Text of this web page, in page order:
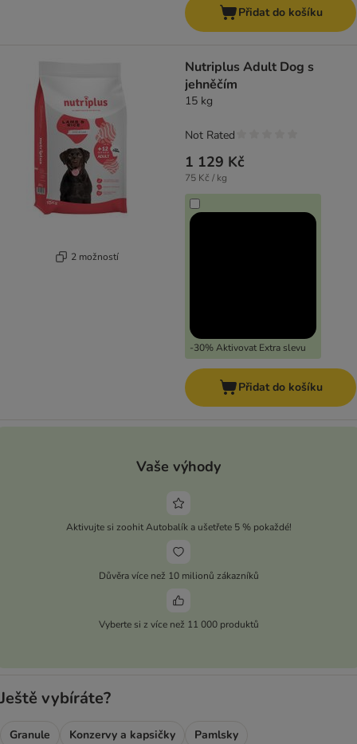
Přidat do košíku
2 možností
Nutriplus Adult Dog s
jehněčím
15 kg
1 129 Kč
75 Kč / kg
-30% Aktivovat Extra slevu
Not Rated
Přidat do košíku
Vaše výhody
Aktivujte si zoohit Autobalík a ušetřete 5 % pokaždé!
Důvěra více než 10 milionů zákazníků
Vyberte si z více než 11 000 produktů
Ještě vybíráte?
Granule Konzervy a kapsičky
Pamlsky